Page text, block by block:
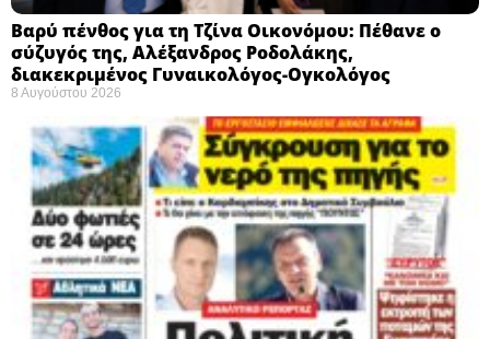
Βαρύ πένθος για τη Τζίνα Οικονόμου: Πέθανε ο
σύζυγός της, Αλέξανδρος Ροδολάκης,
διακεκριμένος Γυναικολόγος-Ογκολόγος
8 Αυγούστου 2026